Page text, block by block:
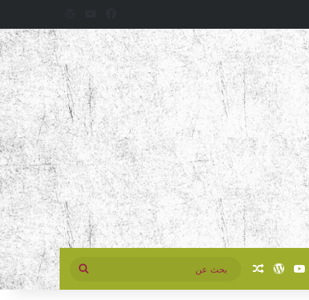
‫YouTube
‫WordPress
مقال عشوائي
بحث
عن